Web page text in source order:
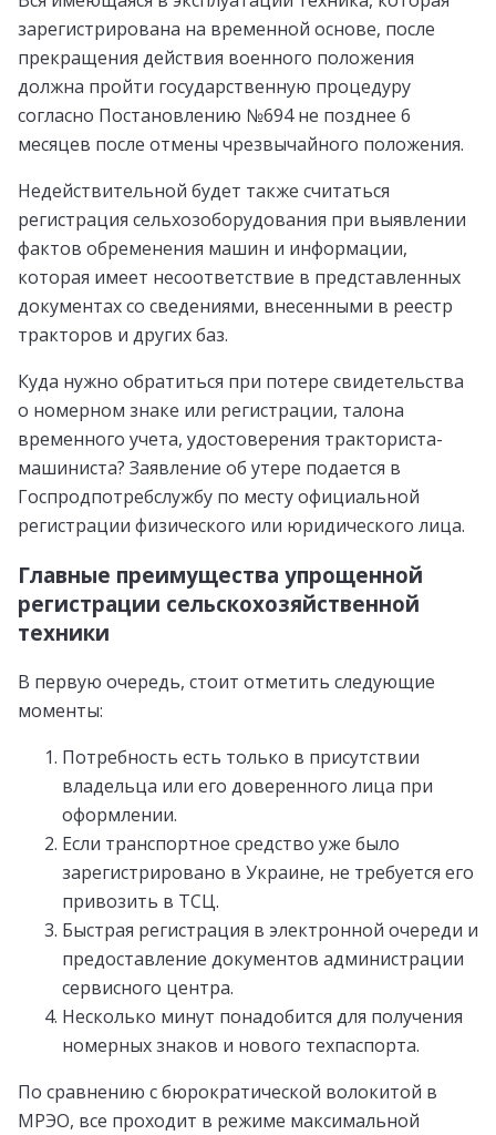
зарегистрирована на временной основе, после
прекращения действия военного положения
должна пройти государственную процедуру
согласно Постановлению №694 не позднее 6
месяцев после отмены чрезвычайного положения.
Недействительной будет также считаться
регистрация сельхозоборудования при выявлении
фактов обременения машин и информации,
которая имеет несоответствие в представленных
документах со сведениями, внесенными в реестр
тракторов и других баз.
Куда нужно обратиться при потере свидетельства
о номерном знаке или регистрации, талона
временного учета, удостоверения тракториста-
машиниста? Заявление об утере подается в
Госпродпотребслужбу по месту официальной
регистрации физического или юридического лица.
Главные преимущества упрощенной
регистрации сельскохозяйственной
техники
В первую очередь, стоит отметить следующие
моменты:
Потребность есть только в присутствии
владельца или его доверенного лица при
оформлении.
Если транспортное средство уже было
зарегистрировано в Украине, не требуется его
привозить в ТСЦ.
Быстрая регистрация в электронной очереди и
предоставление документов администрации
сервисного центра.
Несколько минут понадобится для получения
номерных знаков и нового техпаспорта.
По сравнению с бюрократической волокитой в
МРЭО, все проходит в режиме максимальной